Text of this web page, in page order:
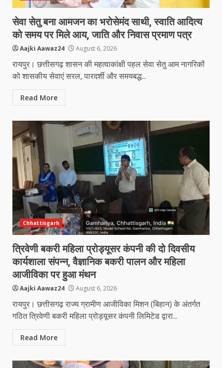
सेवा सेतु बना आमजन का भरोसेमंद साथी, स्वाति आदित्य
को समय पर मिले आय, जाति और निवास प्रमाण पत्र
Aajki Aawaz24 August 6, 2026
रायपुर। छत्तीसगढ़ शासन की महत्वाकांक्षी पहल सेवा सेतु आम नागरिकों
को शासकीय सेवाएं सरल, पारदर्शी और समयबद्ध...
Read More
Chhattisgarh
त्रिवेणी बकरी महिला प्रोड्यूसर कंपनी की दो दिवसीय
कार्यशाला संपन्न, वैज्ञानिक बकरी पालन और महिला
आजीविका पर हुआ मंथन
Aajki Aawaz24 August 6, 2026
रायपुर। छत्तीसगढ़ राज्य ग्रामीण आजीविका मिशन (बिहान) के अंतर्गत
गठित त्रिवेणी बकरी महिला प्रोड्यूसर कंपनी लिमिटेड द्वारा...
Read More